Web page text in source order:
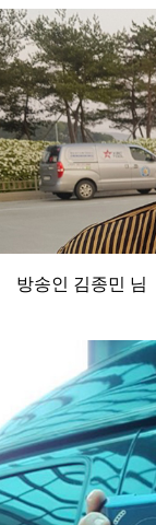
방송인 김종민 님